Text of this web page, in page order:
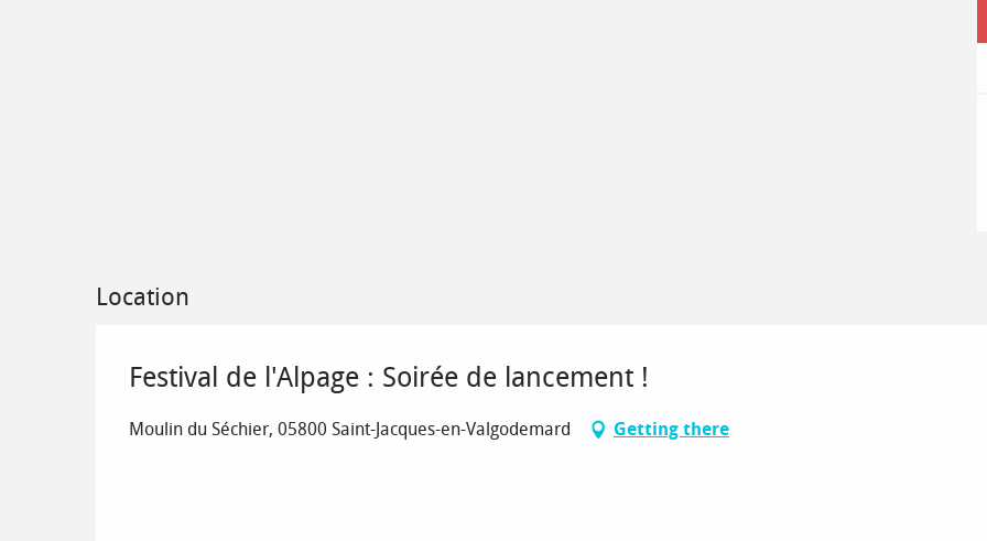
Location
Festival de l'Alpage : Soirée de lancement !
Moulin du Séchier, 05800 Saint-Jacques-en-Valgodemard Getting there